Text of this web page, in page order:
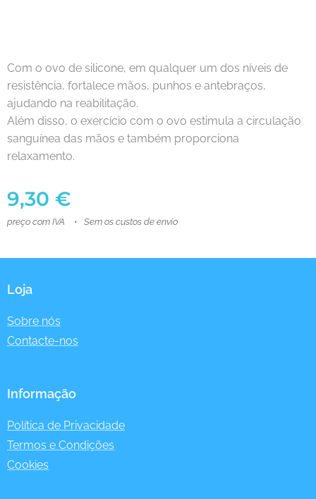
Com o ovo de silicone, em qualquer um dos níveis de
resistência, fortalece mãos, punhos e antebraços,
ajudando na reabilitação.
Além disso, o exercício com o ovo estimula a circulação
sanguínea das mãos e também proporciona
relaxamento.
9,30 €
preço com IVA Sem os custos de envio
Loja
Sobre nós
Contacte-nos
Informação
Política de Privacidade
Termos e Condições
Cookies